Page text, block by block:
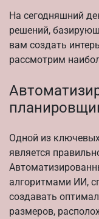
На сегодняшний
решений,
вам создать
рассмотрим
Одной из
является
алгоритмами ИИ,
создавать
размеров,